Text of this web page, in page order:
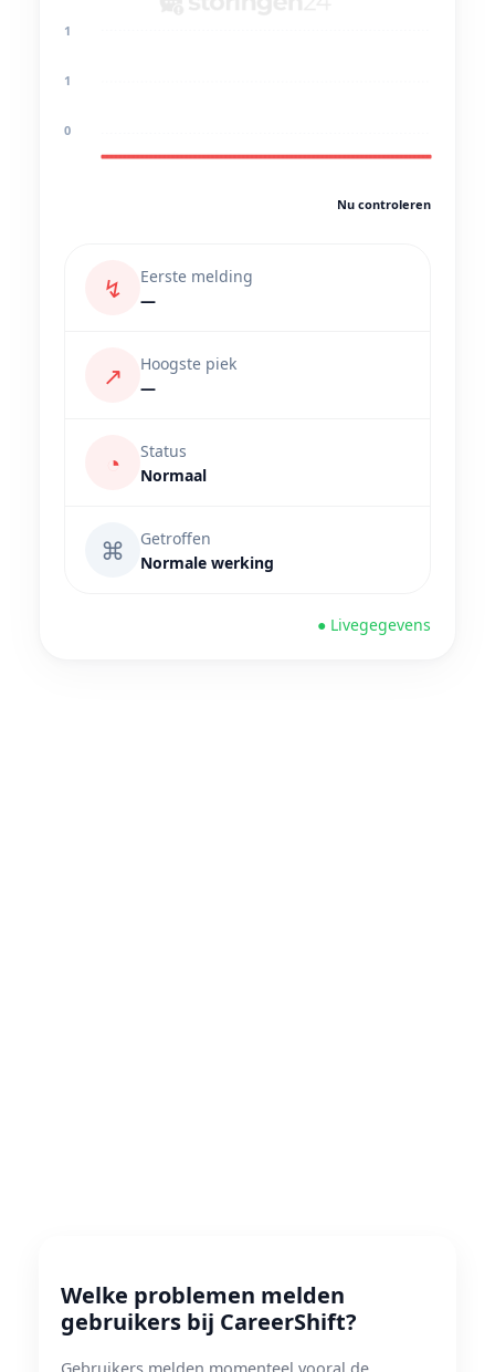
1
1
0
Nu controleren
↯
Eerste melding
—
↗
Hoogste piek
—
◔
Status
Normaal
⌘
Getroffen
Normale werking
● Livegegevens
Welke problemen melden
gebruikers bij CareerShift?